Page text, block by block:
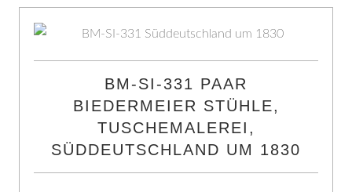
BM-SI-331 PAAR
BIEDERMEIER STÜHLE,
TUSCHEMALEREI,
SÜDDEUTSCHLAND UM 1830